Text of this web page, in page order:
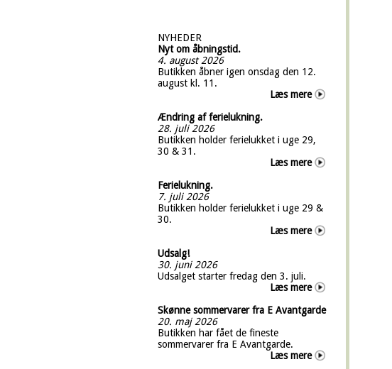
NYHEDER
Nyt om åbningstid.
4. august 2026
Butikken åbner igen onsdag den 12.
august kl. 11.
Læs mere
Ændring af ferielukning.
28. juli 2026
Butikken holder ferielukket i uge 29,
30 & 31.
Læs mere
Ferielukning.
7. juli 2026
Butikken holder ferielukket i uge 29 &
30.
Læs mere
Udsalg!
30. juni 2026
Udsalget starter fredag den 3. juli.
Læs mere
Skønne sommervarer fra E Avantgarde
20. maj 2026
Butikken har fået de fineste
sommervarer fra E Avantgarde.
Læs mere